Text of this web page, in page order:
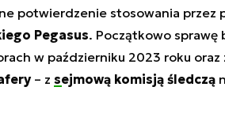
potwierdzenie stosowania przez
Pegasus. Początkowo sprawę
w październiku 2023 roku oraz
– z sejmową komisją śledczą